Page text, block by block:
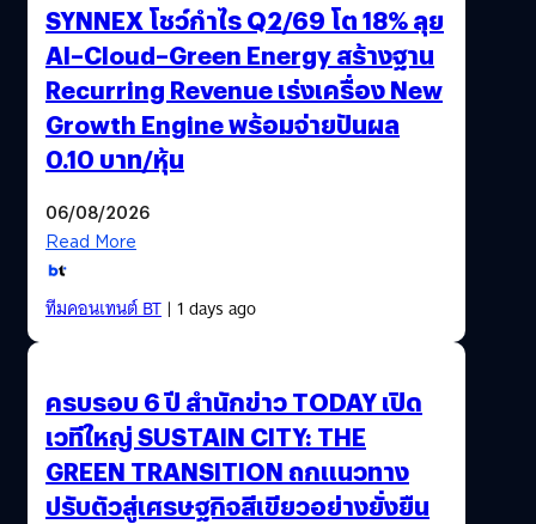
SYNNEX โชว์กำไร Q2/69 โต 18% ลุย
AI–Cloud–Green Energy สร้างฐาน
Recurring Revenue เร่งเครื่อง New
Growth Engine พร้อมจ่ายปันผล
0.10 บาท/หุ้น
06/08/2026
Read More
ทีมคอนเทนต์ BT| 1 days ago
ครบรอบ 6 ปี สำนักข่าว TODAY เปิด
เวทีใหญ่ SUSTAIN CITY: THE
GREEN TRANSITION ถกแนวทาง
ปรับตัวสู่เศรษฐกิจสีเขียวอย่างยั่งยืน